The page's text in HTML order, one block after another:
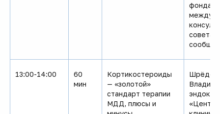
фонда
совета
13:00-14:00
60
мин
Кортикостероиды
— «золотой»
стандарт терапии
МДД, плюсы и
Шрёдер